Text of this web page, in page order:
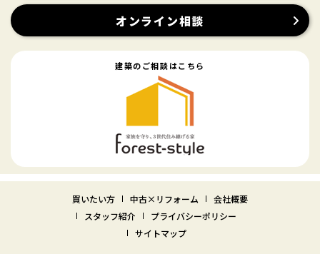
オンライン相談
建築のご相談はこちら
買いたい方 中古×リフォーム
会社概要
スタッフ紹介
プライバシーポリシー
サイトマップ